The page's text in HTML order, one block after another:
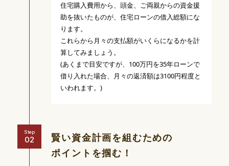
住宅購入費用から、頭金、ご両親からの資金援
助を抜いたものが、住宅ローンの借入総額にな
ります。
これらから月々の支払額がいくらになるかを計
算してみましょう。
(あくまで目安ですが、100万円を35年ローンで
借り入れた場合、月々の返済額は3100円程度と
いわれます。)
Step
賢い資金計画を組むための
ポイントを掴む！